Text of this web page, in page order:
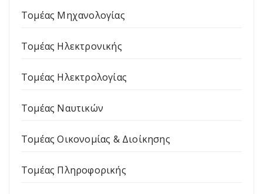
Τομέας Μηχανολογίας
Τομέας Ηλεκτρονικής
Τομέας Ηλεκτρολογίας
Τομέας Ναυτικών
Τομέας Οικονομίας & Διοίκησης
Τομέας Πληροφορικής